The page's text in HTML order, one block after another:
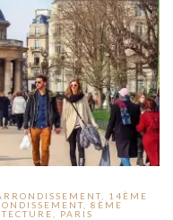
14ÈME
8ÈME
PARIS